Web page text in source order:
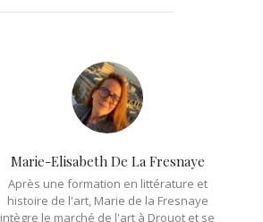
Marie-Elisabeth De La Fresnaye
Après une formation en littérature et
histoire de l'art, Marie de la Fresnaye
intègre le marché de l'art à Drouot et se